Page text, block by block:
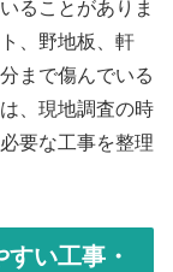
ることがありま
、野地板、軒
まで傷んでいる
、現地調査の時
要な工事を整理
い工事・